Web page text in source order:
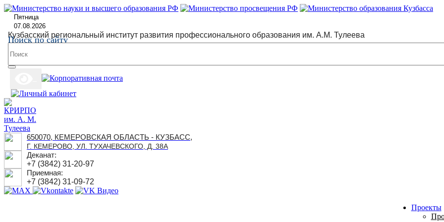
Пятница
07.08.2026
Кузбасский региональный институт развития профессионального образования им. А.М. Тулеева
Поиск по сайту
650070, КЕМЕРОВСКАЯ ОБЛАСТЬ - КУЗБАСС,
Г. КЕМЕРОВО, УЛ. ТУХАЧЕВСКОГО, Д. 38А
Деканат:
+7 (3842) 31-20-97
Приемная:
+7 (3842) 31-09-72
Проекты